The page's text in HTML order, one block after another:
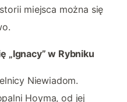
miejsca można się
„Ignacy” w Rybniku
Niewiadom.
Hoyma, od jej